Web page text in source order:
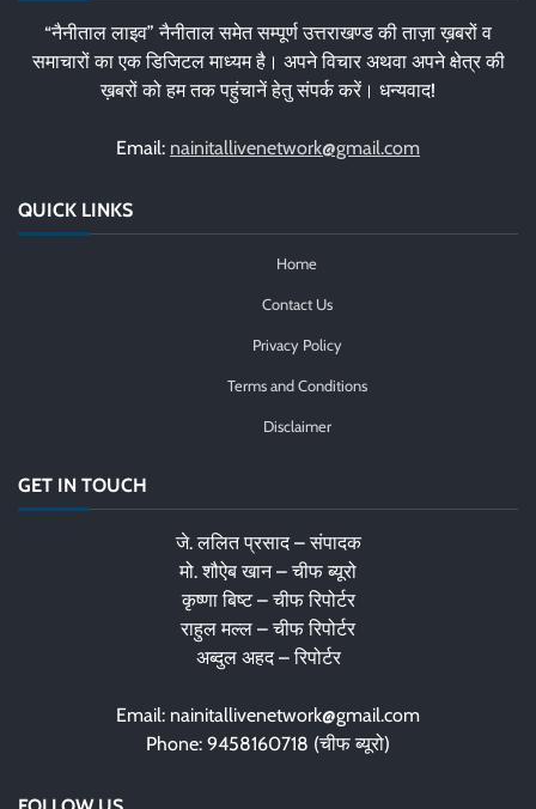
“नैनीताल लाइव” नैनीताल समेत सम्पूर्ण उत्तराखण्ड की ताज़ा ख़बरों व
समाचारों का एक डिजिटल माध्यम है। अपने विचार अथवा अपने क्षेत्र की
ख़बरों को हम तक पहुंचानें हेतु संपर्क करें। धन्यवाद!
Email: nainitallivenetwork@gmail.com
QUICK LINKS
Home
Contact Us
Privacy Policy
Terms and Conditions
Disclaimer
GET IN TOUCH
जे. ललित प्रसाद – संपादक
मो. शौऐब खान – चीफ ब्यूरो
कृष्णा बिष्ट – चीफ रिपोर्टर
राहुल मल्ल – चीफ रिपोर्टर
अब्दुल अहद – रिपोर्टर
Email: nainitallivenetwork@gmail.com
Phone: 9458160718 (चीफ ब्यूरो)